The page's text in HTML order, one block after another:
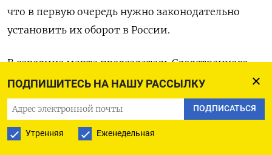
ПОДПИШИТЕСЬ НА НАШУ РАССЫЛКУ
ПОДПИСАТЬСЯ
Утренняя Еженедельная
что в первую очередь нужно законодательно
установить их оборот в России.
В середине марта председатель Следственного
комитета Александр Бастрыкинсообщил
законопроект о признании криптовалют
имуществом поступил на рассмотрение
правительства. Онотмечал, что принятие